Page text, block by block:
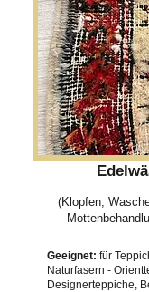
(Klopfen,
Geeignet: für
Naturfasern -
Designerteppiche,